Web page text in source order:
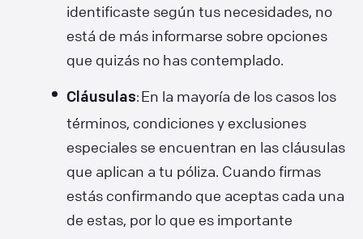
identificaste según tus necesidades, no
está de más informarse sobre opciones
que quizás no has contemplado.
Cláusulas: En la mayoría de los casos los
términos, condiciones y exclusiones
especiales se encuentran en las cláusulas
que aplican a tu póliza. Cuando firmas
estás confirmando que aceptas cada una
de estas, por lo que es importante